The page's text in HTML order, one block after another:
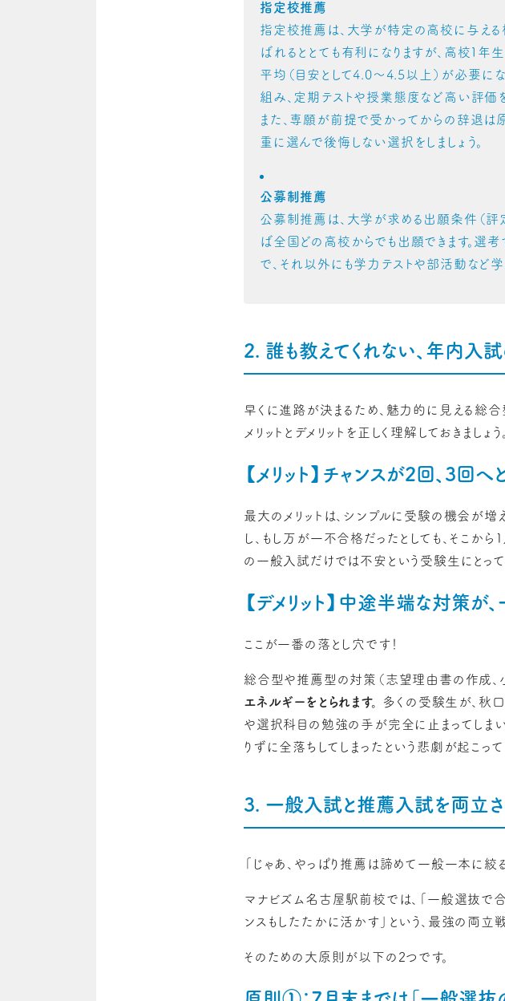
指定校推薦
指定校推薦は、大学が特定の高校に与える
ばれるととても有利になりますが、高校１
平均（目安として4.0〜4.5以上）が必要にな
組み、定期テストや授業態度など高い評価
また、専願が前提で受かってからの辞退は
重に選んで後悔しない選択をしましょう。
公募制推薦
公募制推薦は、大学が求める出願条件（
ば全国どの高校からでも出願できます。選
で、それ以外にも学力テストや部活動など
2. 誰も教えてくれない、年内入試の
早くに進路が決まるため、魅力的に見える総
メリットとデメリットを正しく理解しておきましょう。
【メリット】チャンスが2回、3回へ
最大のメリットは、シンプルに受験の機会が
し、もし万が一不合格だったとしても、そこか
の一般入試だけでは不安という受験生にとって
【デメリット】中途半端な対策
ここが一番の落とし穴です！
総合型や推薦型の対策（志望理由書の作成、
エネルギーをとられます。
多くの受験生が、秋
や選択科目の勉強の手が完全に止まってしま
りずに全落ちしてしまったという悲劇が起こって
3. 一般入試と推薦入試を両立さ
「じゃあ、やっぱり推薦は諦めて一般一本に絞
マナビズム名古屋駅前校では、「一般選抜で
ンスもしたたかに活かす」という、最強の両立
そのための大原則が以下の2つです。